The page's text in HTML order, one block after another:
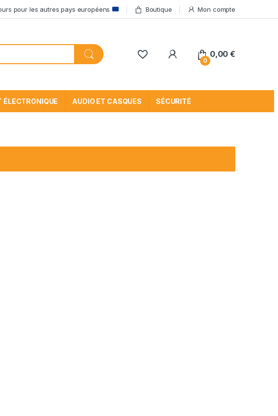
pour les autres pays européens Boutique Mon compte
My Account
0
0,00€
ÉLECTRONIQUE AUDIO ET CASQUES SÉCURITÉ